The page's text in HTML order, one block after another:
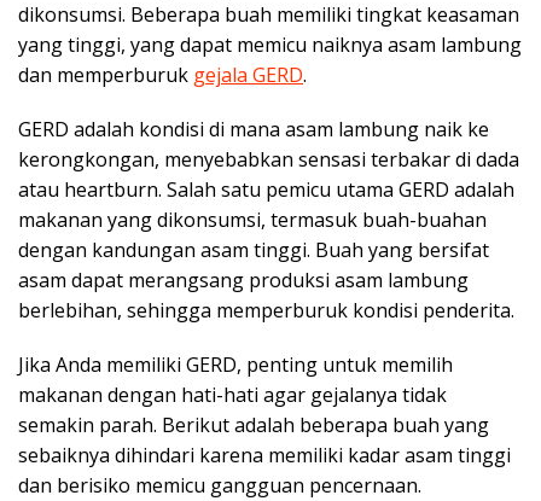
dikonsumsi. Beberapa buah memiliki tingkat keasaman
yang tinggi, yang dapat memicu naiknya asam lambung
dan memperburuk gejala GERD.
GERD adalah kondisi di mana asam lambung naik ke
kerongkongan, menyebabkan sensasi terbakar di dada
atau heartburn. Salah satu pemicu utama GERD adalah
makanan yang dikonsumsi, termasuk buah-buahan
dengan kandungan asam tinggi. Buah yang bersifat
asam dapat merangsang produksi asam lambung
berlebihan, sehingga memperburuk kondisi penderita.
Jika Anda memiliki GERD, penting untuk memilih
makanan dengan hati-hati agar gejalanya tidak
semakin parah. Berikut adalah beberapa buah yang
sebaiknya dihindari karena memiliki kadar asam tinggi
dan berisiko memicu gangguan pencernaan.